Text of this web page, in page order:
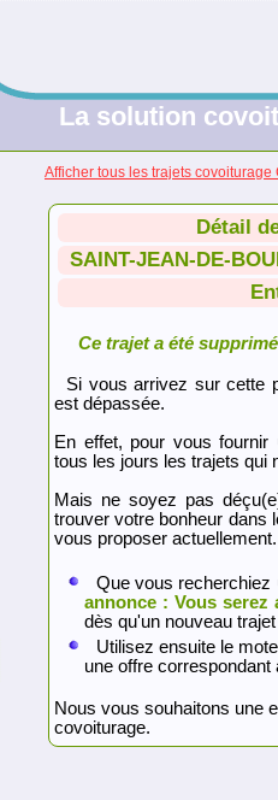
La solution
Afficher tous les trajets covoiturage
Détail
SAINT-JEAN-DE-
Ce trajet a été
Si vous arrivez sur cette
est dépassée.
En effet, pour vous fournir
tous les jours les trajets qui
Mais ne soyez pas
trouver votre bonheur dans
vous proposer actuellement.
Que vous
annonce : Vous serez
dès qu'un nouveau
Utilisez ensuite le
une offre
Nous vous souhaitons une
covoiturage.